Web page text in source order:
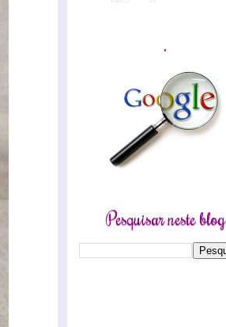
.
Pesquisar neste blog